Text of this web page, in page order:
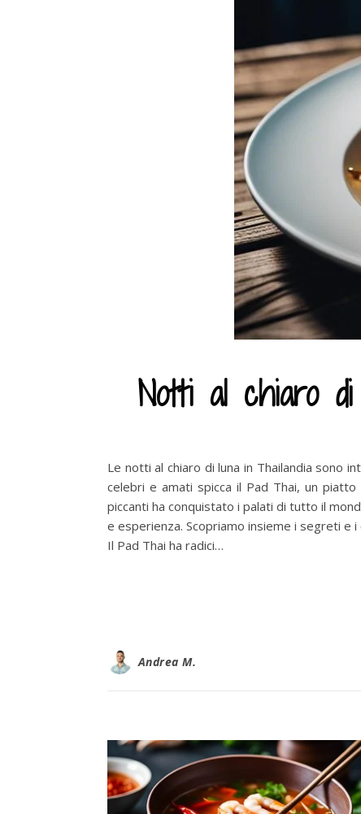
Notti al chiaro
Le notti al chiaro di luna in Thailandia sono
celebri e amati spicca il Pad Thai, un
piccanti ha conquistato i palati di tutto il
e esperienza. Scopriamo insieme i segreti e
Il Pad Thai ha radici…
Andrea M.